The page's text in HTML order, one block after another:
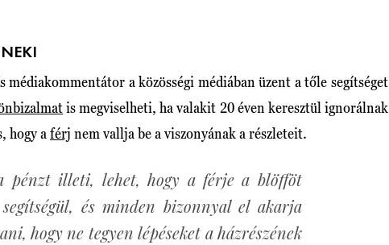
a közösségi médiában üzent a tőle segítséget
is megviselheti, ha valakit 20 éven keresztül ignorálnak
hogy a férj nem vallja be a viszonyának a részleteit.
pénzt illeti, lehet, hogy a férje a blöfföt
és minden bizonnyal el akarja
hogy ne tegyen lépéseket a házrészének